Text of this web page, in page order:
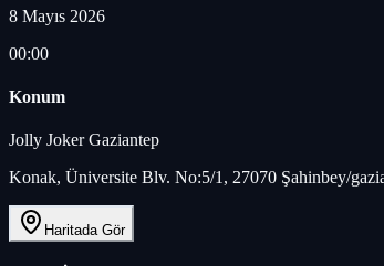
8 Mayıs 2026
00:00
Konum
Jolly Joker Gaziantep
Konak, Üniversite Blv. No:5/1, 27070 Şahinbey/
Haritada Gör